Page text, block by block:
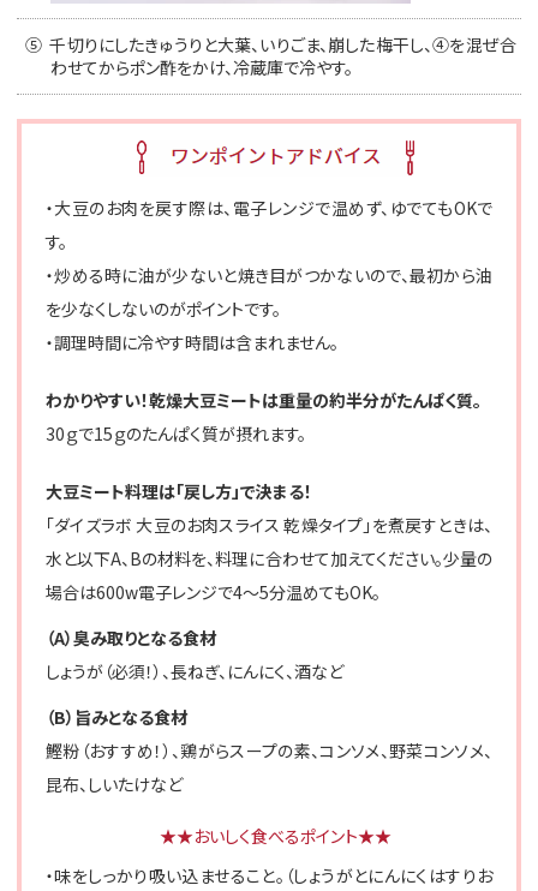
⑤千切りにしたきゅうりと大葉、いりごま、崩した梅干し、④を混ぜ合
わせてからポン酢をかけ、冷蔵庫で冷やす。
・大豆のお肉を戻す際は、電子レンジで温めず、ゆでてもOKで
す。
・炒める時に油が少ないと焼き目がつかないので、最初から油
を少なくしないのがポイントです。
・調理時間に冷やす時間は含まれません。
わかりやすい！乾燥大豆ミートは重量の約半分がたんぱく質。
30ｇで15ｇのたんぱく質が摂れます。
大豆ミート料理は「戻し方」で決まる！
「ダイズラボ 大豆のお肉スライス 乾燥タイプ」を煮戻すときは、
水と以下A、Bの材料を、料理に合わせて加えてください。少量の
場合は600w電子レンジで4～5分温めてもOK。
（A）臭み取りとなる食材
しょうが（必須！）、長ねぎ、にんにく、酒など
（B）旨みとなる食材
鰹粉（おすすめ！）、鶏がらスープの素、コンソメ、野菜コンソメ、
昆布、しいたけなど
★★おいしく食べるポイント★★
・味をしっかり吸い込ませること。（しょうがとにんにくはすりお